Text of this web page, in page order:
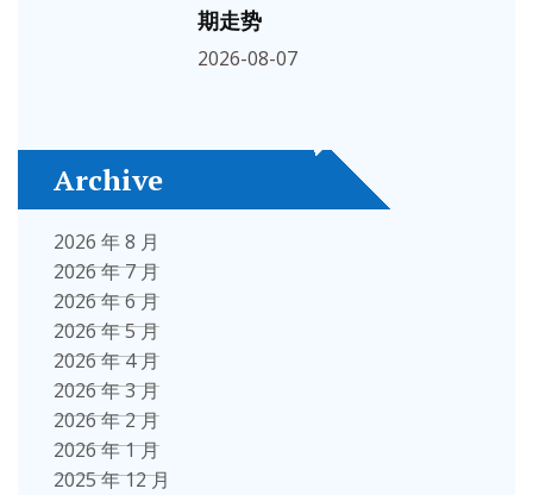
期走势
2026-08-07
Archive
2026 年 8 月
2026 年 7 月
2026 年 6 月
2026 年 5 月
2026 年 4 月
2026 年 3 月
2026 年 2 月
2026 年 1 月
2025 年 12 月